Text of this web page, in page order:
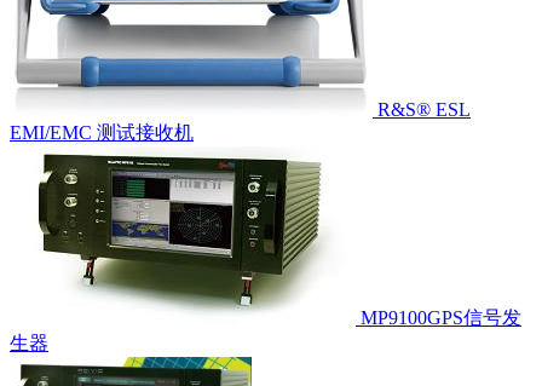
R&S® ESL
EMI/EMC 测试接收机
MP9100GPS信号发
生器